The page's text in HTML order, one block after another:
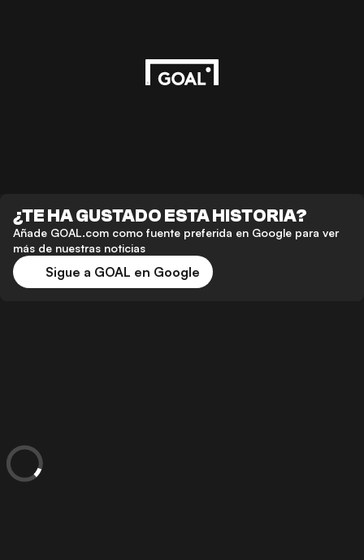
¿TE HA GUSTADO ESTA HISTORIA?
Añade GOAL.com como fuente preferida en Google para ver
más de nuestras noticias
Sigue a GOAL en Google